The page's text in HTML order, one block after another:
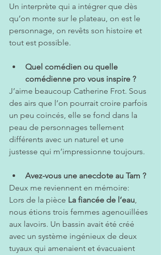
Un interprète qui a intégrer que dès
qu’on monte sur le plateau, on est le
personnage, on revêts son histoire et
tout est possible.
Quel comédien ou quelle
comédienne pro vous inspire ?
J’aime beaucoup Catherine Frot. Sous
des airs que l’on pourrait croire parfois
un peu coincés, elle se fond dans la
peau de personnages tellement
différents avec un naturel et une
justesse qui m’impressionne toujours.
Avez-vous une anecdote au Tam ?
Deux me reviennent en mémoire:
Lors de la pièce La fiancée de l’eau,
nous étions trois femmes agenouillées
aux lavoirs. Un bassin avait été créé
avec un système ingénieux de deux
tuyaux qui amenaient et évacuaient